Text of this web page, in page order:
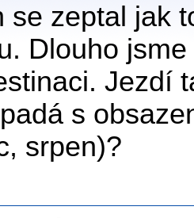
se zeptal jak
Dlouho
Jezdí
s
srpen)?